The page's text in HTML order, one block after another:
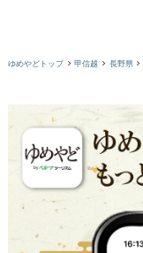
ゆめやどトップ 甲信越 長野県